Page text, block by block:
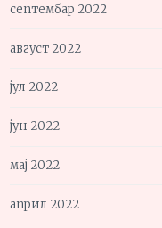
септембар 2022
август 2022
јул 2022
јун 2022
мај 2022
април 2022